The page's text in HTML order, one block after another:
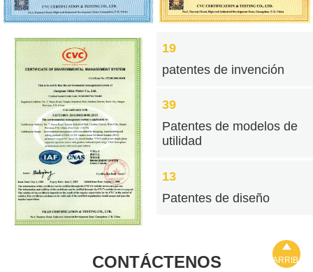
19
patentes de invención
39
Patentes de modelos de
utilidad
13
Patentes de diseño
CONTÁCTENOS

ARRIBA